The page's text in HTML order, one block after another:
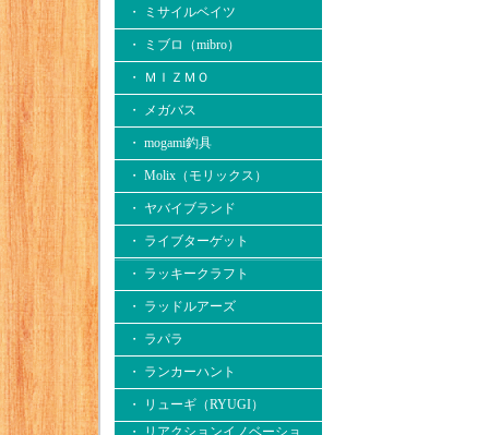
・ ミサイルベイツ
・ ミブロ（mibro）
・ ＭＩＺＭＯ
・ メガバス
・ mogami釣具
・ Molix（モリックス）
・ ヤバイブランド
・ ライブターゲット
・ ラッキークラフト
・ ラッドルアーズ
・ ラパラ
・ ランカーハント
・ リューギ（RYUGI）
・ リアクションイノベーショ